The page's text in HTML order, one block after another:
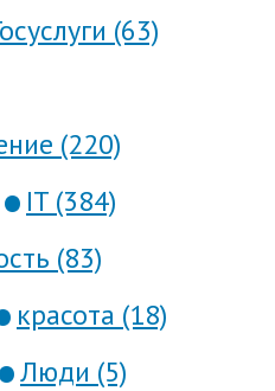
(63)
(220)
IT (384)
(83)
красота (18)
Люди (5)